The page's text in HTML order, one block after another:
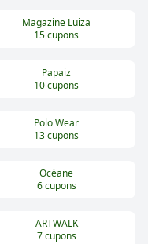
Magazine Luiza
15cupons
Papaiz
10cupons
Polo Wear
13cupons
Océane
6cupons
ARTWALK
7cupons